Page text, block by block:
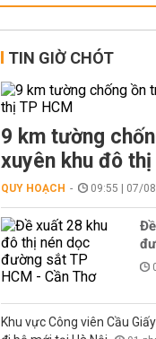
TIN GIỜ CHÓT
9 km tường
xuyên khu đô thị
QUY HOẠCH 09:55 | 07/
Khu vực Công viên Cầu